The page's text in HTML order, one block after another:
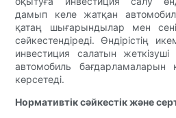
дамып келе жатқан
қатаң шығарындылар мен
сәйкестендіреді. Өндірістің
инвестиция салатын жеткізуші
автомобиль бағдарламаларын
көрсетеді.
Нормативтік сәйкестік және